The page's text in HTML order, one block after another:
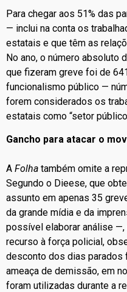
Para chegar aos 51% das
— inclui na conta os
estatais e que têm as
No ano, o número absoluto
que fizeram greve foi de
funcionalismo público —
forem considerados os
estatais como “setor
Gancho para atacar o
A Folha também omite a
Segundo o Dieese, que
assunto em apenas 35
da grande mídia e da
possível elaborar análise
recurso à força policial,
desconto dos dias
ameaça de demissão, em
foram utilizadas durante a